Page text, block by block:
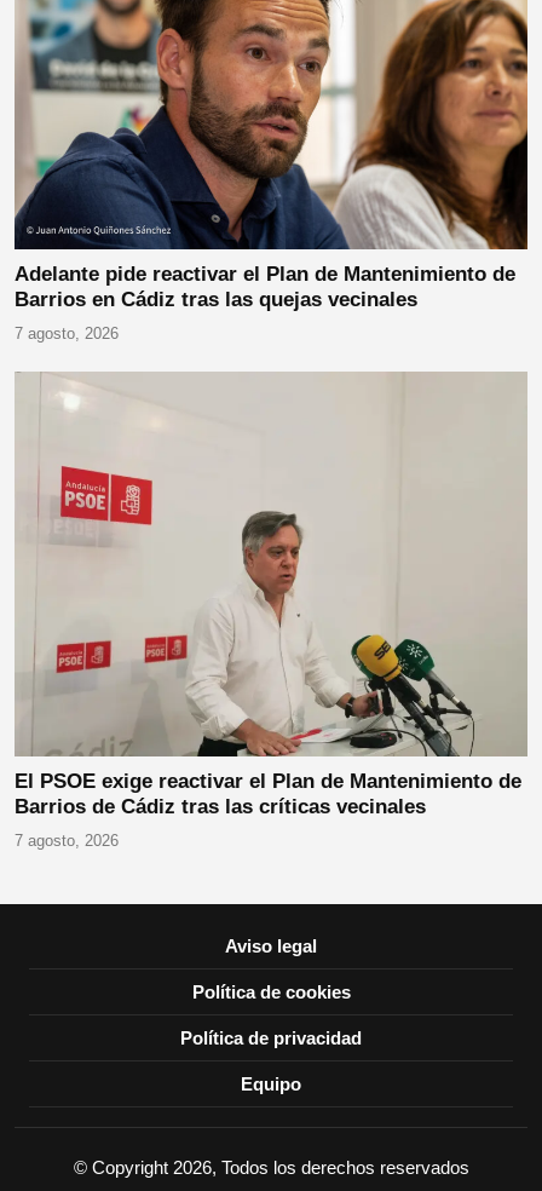
Adelante pide reactivar el Plan de Mantenimiento de
Barrios en Cádiz tras las quejas vecinales
7 agosto, 2026
El PSOE exige reactivar el Plan de Mantenimiento de
Barrios de Cádiz tras las críticas vecinales
7 agosto, 2026
Aviso legal
Política de cookies
Política de privacidad
Equipo
© Copyright 2026, Todos los derechos reservados